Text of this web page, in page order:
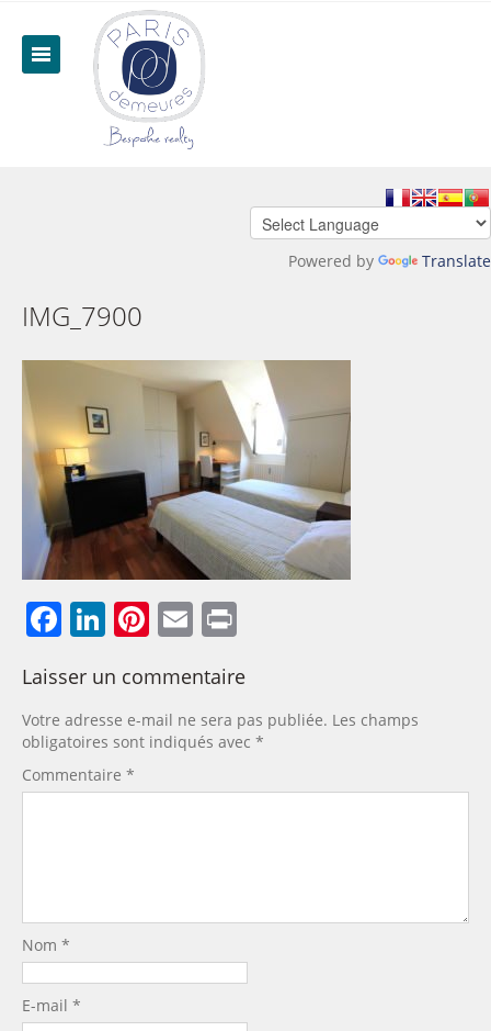
Powered by Translate
IMG_7900
Facebook
LinkedIn
Pinterest
Email
Laisser un commentaire
Votre adresse e-mail ne sera pas publiée. Les champs
obligatoires sont indiqués avec *
Commentaire *
Nom *
E-mail *